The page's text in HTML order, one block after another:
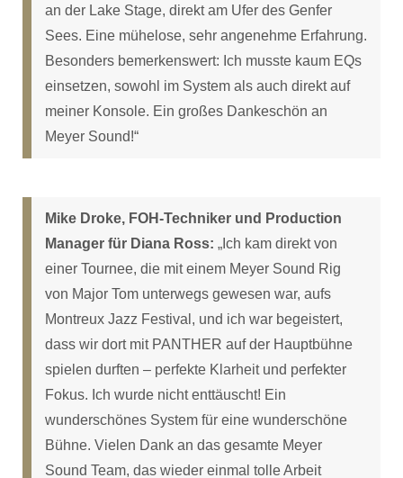
an der Lake Stage, direkt am Ufer des Genfer
Sees. Eine mühelose, sehr angenehme Erfahrung.
Besonders bemerkenswert: Ich musste kaum EQs
einsetzen, sowohl im System als auch direkt auf
meiner Konsole. Ein großes Dankeschön an
Meyer Sound!“
Mike Droke, FOH-Techniker und Production
Manager für Diana Ross: „Ich kam direkt von
einer Tournee, die mit einem Meyer Sound Rig
von Major Tom unterwegs gewesen war, aufs
Montreux Jazz Festival, und ich war begeistert,
dass wir dort mit PANTHER auf der Hauptbühne
spielen durften – perfekte Klarheit und perfekter
Fokus. Ich wurde nicht enttäuscht! Ein
wunderschönes System für eine wunderschöne
Bühne. Vielen Dank an das gesamte Meyer
Sound Team, das wieder einmal tolle Arbeit